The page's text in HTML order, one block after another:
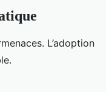
L’adoption